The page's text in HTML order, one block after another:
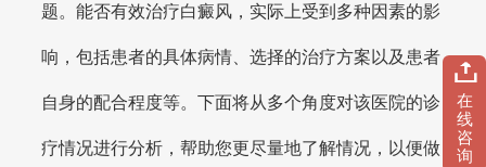
题。能否有效治疗白癜风，实际上受到多种因素的影
响，包括患者的具体病情、选择的治疗方案以及患者
自身的配合程度等。下面将从多个角度对该医院的诊
疗情况进行分析，帮助您更尽量地了解情况，以便做
在
线
咨
询